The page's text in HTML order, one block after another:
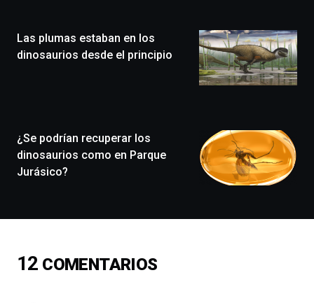
festival
que
exposiciones,
conferencias,
docufórums
ciencia
de
Las plumas estaban en los
dinosaurios desde el principio
¿Se podrían recuperar los
dinosaurios como en Parque
Jurásico?
12 COMENTARIOS